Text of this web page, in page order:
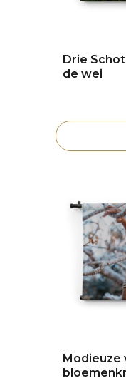
Drie
de wei
Modieuze